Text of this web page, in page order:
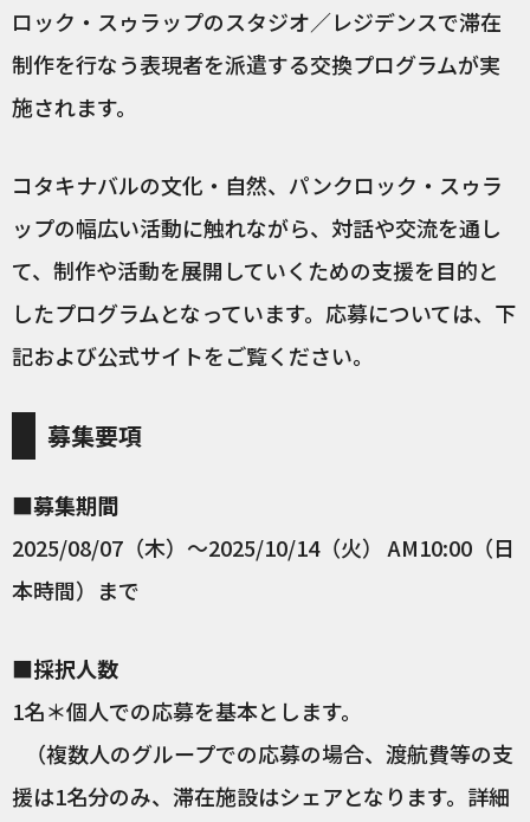
ロック・スゥラップのスタジオ／レジデンスで滞在
制作を行なう表現者を派遣する交換プログラムが実
施されます。
コタキナバルの文化・自然、パンクロック・スゥラ
ップの幅広い活動に触れながら、対話や交流を通し
て、制作や活動を展開していくための支援を目的と
したプログラムとなっています。応募については、下
記および公式サイトをご覧ください。
募集要項
■募集期間
2025/08/07（木）～2025/10/14（火） AM10:00（日
本時間）まで
■採択人数
1名＊個人での応募を基本とします。
（複数人のグループでの応募の場合、渡航費等の支
援は1名分のみ、滞在施設はシェアとなります。詳細